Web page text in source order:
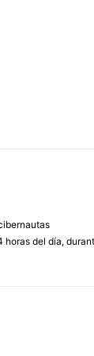
horas del día,